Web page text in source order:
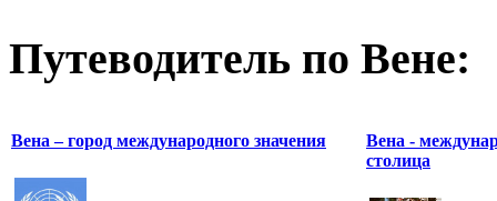
Путеводитель по Вене:
Вена – город международного значения
Вена -
столица